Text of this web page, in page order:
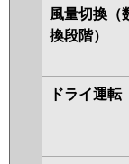
日立
風量切換（
換段階）
ドライ運転